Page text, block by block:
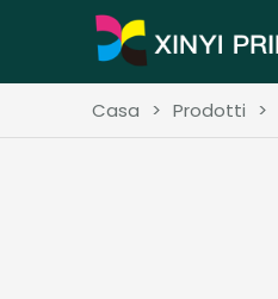
Casa > Prodotti >